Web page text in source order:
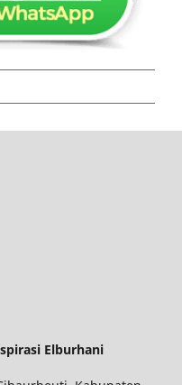
Elburhani